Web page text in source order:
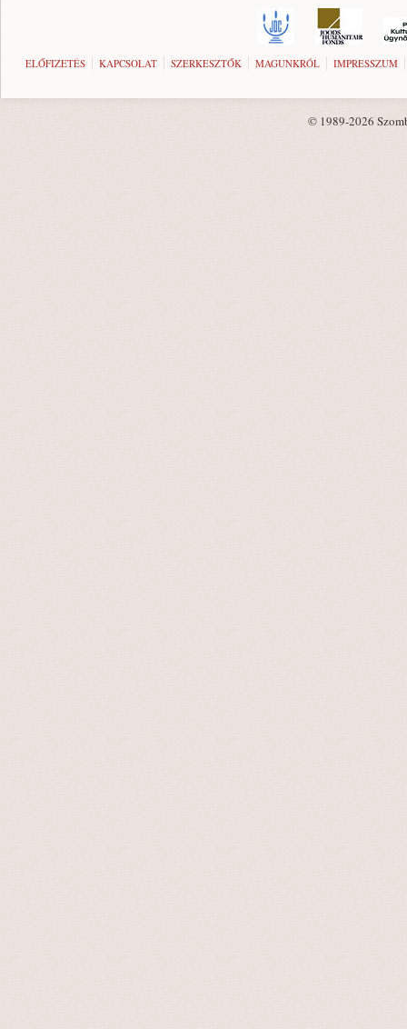
ELŐFIZETÉS KAPCSOLAT SZERKESZTŐK MAGUNKRÓL IMPRESSZUM
© 1989-2026